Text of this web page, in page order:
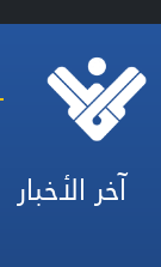
آخر الأخبار